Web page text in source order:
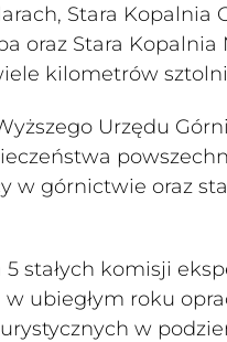
Stara Kopalnia
oraz Stara
kilometrów
Urzędu
w górnictwie oraz
5 stałych komisji
ubiegłym roku
w